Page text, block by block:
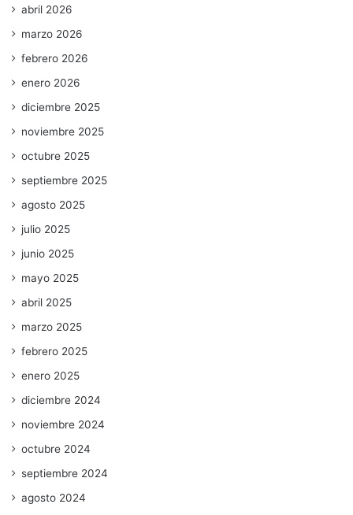
abril 2026
marzo 2026
febrero 2026
enero 2026
diciembre 2025
noviembre 2025
octubre 2025
septiembre 2025
agosto 2025
julio 2025
junio 2025
mayo 2025
abril 2025
marzo 2025
febrero 2025
enero 2025
diciembre 2024
noviembre 2024
octubre 2024
septiembre 2024
agosto 2024